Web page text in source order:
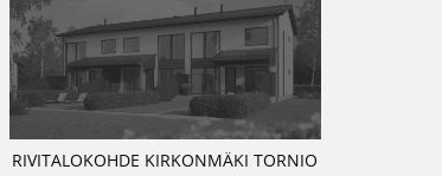
RIVITALOKOHDE KIRKONMÄKI TORNIO